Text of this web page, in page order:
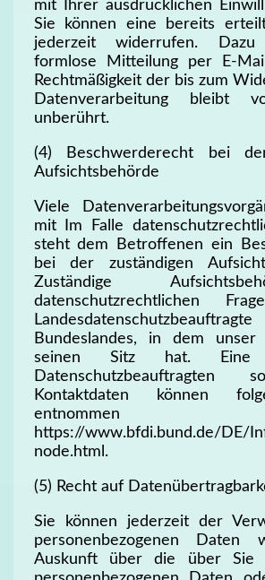
mit Ihrer ausdrücklichen
Sie können eine bereits
jederzeit widerrufen.
formlose Mitteilung per E-
Rechtmäßigkeit der bis zum
Datenverarbeitung bleibt
unberührt.
(4) Beschwerderecht bei
Aufsichtsbehörde
Viele
mit Im Falle
steht dem Betroffenen ein
bei der zuständigen
Zuständige
datenschutzrechtlichen
Bundeslandes, in dem unser
seinen Sitz hat.
Datenschutzbeauftragten
Kontaktdaten können
entnommen
https://www.bfdi.bund.de/DE/
node.html.
(5) Recht auf
Sie können jederzeit der
personenbezogenen Daten
Auskunft über die über Sie